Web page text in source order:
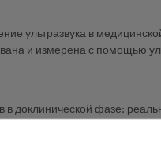
ультразвука в
и измерена с помощью
в доклинической фазе:
можно использовать для